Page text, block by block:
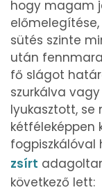
hogy magam
előmelegítése,
sütés szinte
után
fő slágot
szurkálva
lyukasztott, se
kétféleképpen
fogpiszkálóval
zsírt
következő lett: